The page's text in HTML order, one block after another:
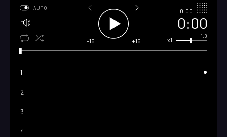
0:00
0:00
1.0
x1
-15 +15
AUTO
1
2
3
4